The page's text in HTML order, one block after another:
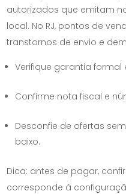
autorizados que emitam
local. No RJ, pontos de
transtornos de envio e
Verifique garantia formal
Confirme nota fiscal e
Desconfie de ofertas
baixo.
Dica: antes de pagar,
corresponde à